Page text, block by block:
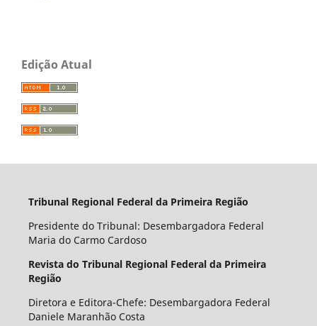
Edição Atual
Tribunal Regional Federal da Primeira Região
Presidente do Tribunal: Desembargadora Federal
Maria do Carmo Cardoso
Revista do Tribunal Regional Federal da Primeira
Região
Diretora e Editora-Chefe: Desembargadora Federal
Daniele Maranhão Costa